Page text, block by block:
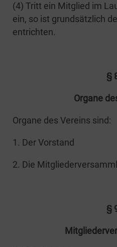
(4) Tritt ein Mit­glied im
ein, so ist grund­sätz­lich
entrichten.
§
Orga­ne
Orga­ne des Ver­eins sind:
1. Der Vorstand
2. Die
§